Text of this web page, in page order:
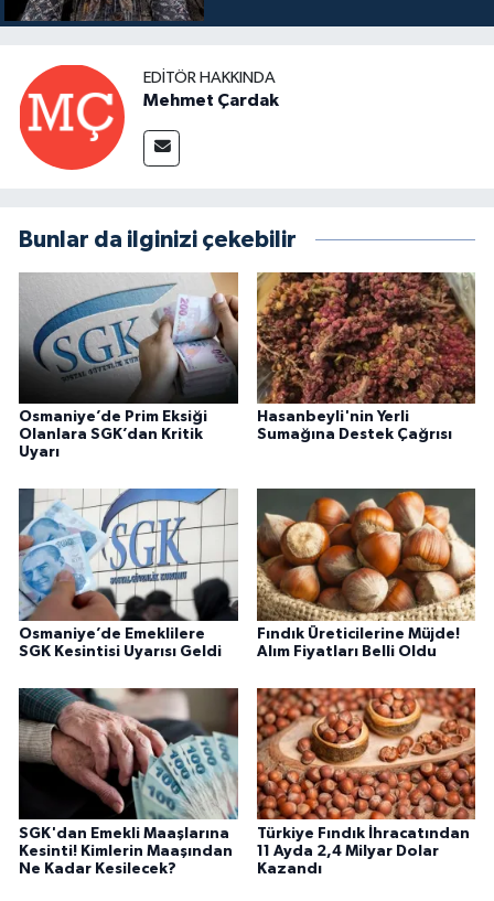
EDITÖR HAKKINDA
Mehmet Çardak
Bunlar da ilginizi çekebilir
Osmaniye’de Prim Eksiği
Olanlara SGK’dan Kritik
Uyarı
Hasanbeyli'nin Yerli
Sumağına Destek Çağrısı
Osmaniye’de Emeklilere
SGK Kesintisi Uyarısı Geldi
Fındık Üreticilerine Müjde!
Alım Fiyatları Belli Oldu
SGK'dan Emekli Maaşlarına
Kesinti! Kimlerin Maaşından
Ne Kadar Kesilecek?
Türkiye Fındık İhracatından
11 Ayda 2,4 Milyar Dolar
Kazandı